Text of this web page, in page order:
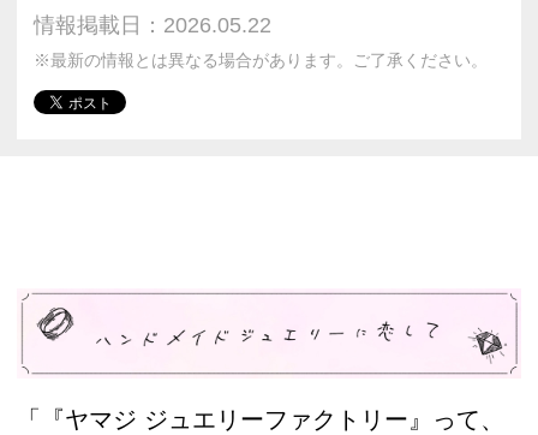
情報掲載日：2026.05.22
※最新の情報とは異なる場合があります。ご了承ください。
「『ヤマジ ジュエリーファクトリー』って、